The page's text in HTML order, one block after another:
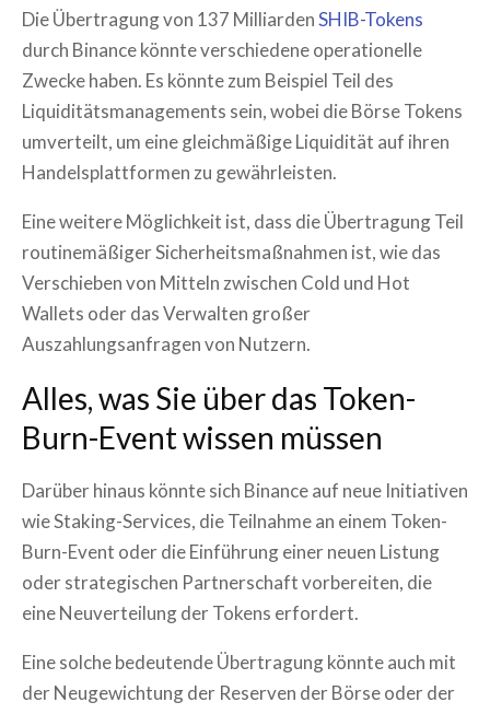
Die Übertragung von 137 MilliardenSHIB-Tokens
durch Binance könnte verschiedene operationelle
Zwecke haben. Es könnte zum Beispiel Teil des
Liquiditätsmanagements sein, wobei die Börse Tokens
umverteilt, um eine gleichmäßige Liquidität auf ihren
Handelsplattformen zu gewährleisten.
Eine weitere Möglichkeit ist, dass die Übertragung Teil
routinemäßiger Sicherheitsmaßnahmen ist, wie das
Verschieben von Mitteln zwischen Cold und Hot
Wallets oder das Verwalten großer
Auszahlungsanfragen von Nutzern.
Alles, was Sie über das Token-
Burn-Event wissen müssen
Darüber hinaus könnte sich Binance auf neue Initiativen
wie Staking-Services, die Teilnahme an einem Token-
Burn-Event oder die Einführung einer neuen Listung
oder strategischen Partnerschaft vorbereiten, die
eine Neuverteilung der Tokens erfordert.
Eine solche bedeutende Übertragung könnte auch mit
der Neugewichtung der Reserven der Börse oder der